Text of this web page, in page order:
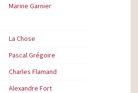
Marine Garnier
La Chose
Pascal Grégoire
Charles Flamand
Alexandre Fort